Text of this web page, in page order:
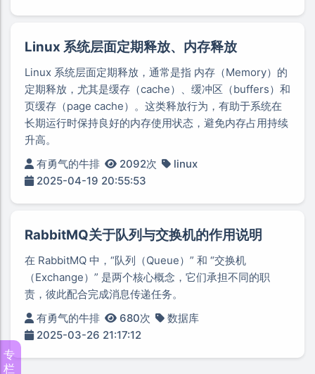
Linux 系统层面定期释放、内存释放
Linux 系统层面定期释放，通常是指 内存（Memory）的
定期释放，尤其是缓存（cache）、缓冲区（buffers）和
页缓存（page cache）。这类释放行为，有助于系统在
长期运行时保持良好的内存使用状态，避免内存占用持续
升高。
有勇气的牛排
2092次
linux
2025-04-19 20:55:53
RabbitMQ关于队列与交换机的作用说明
在 RabbitMQ 中，“队列（Queue）” 和 “交换机
（Exchange）” 是两个核心概念，它们承担不同的职
责，彼此配合完成消息传递任务。
有勇气的牛排
680次
数据库
2025-03-26 21:17:12
专
栏